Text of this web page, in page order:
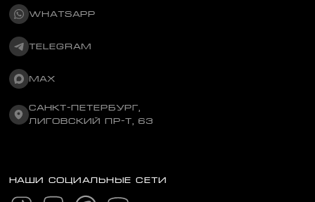
WHATSAPP
TELEGRAM
MAX
САНКТ-ПЕТЕРБУРГ,
ЛИГОВСКИЙ ПР-Т, 63
НАШИ СОЦИАЛЬНЫЕ СЕТИ